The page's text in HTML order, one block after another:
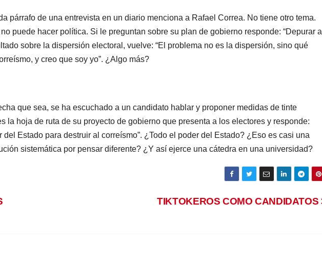
párrafo de una entrevista en un diario menciona a Rafael Correa. No tiene otro tema.
puede hacer política. Si le preguntan sobre su plan de gobierno responde: “Depurar al
sobre la dispersión electoral, vuelve: “El problema no es la dispersión, sino qué
y creo que soy yo”. ¿Algo más?
que sea, se ha escuchado a un candidato hablar y proponer medidas de tinte
la hoja de ruta de su proyecto de gobierno que presenta a los electores y responde:
del Estado para destruir al correísmo”. ¿Todo el poder del Estado? ¿Eso es casi una
sistemática por pensar diferente? ¿Y así ejerce una cátedra en una universidad?
TIKTOKEROS COMO CANDIDATOS